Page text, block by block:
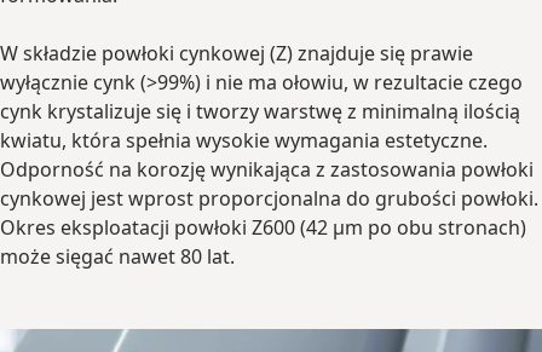
W składzie powłoki cynkowej (Z) znajduje się prawie
wyłącznie cynk (>99%) i nie ma ołowiu, w rezultacie czego
cynk krystalizuje się i tworzy warstwę z minimalną ilością
kwiatu, która spełnia wysokie wymagania estetyczne.
Odporność na korozję wynikająca z zastosowania powłoki
cynkowej jest wprost proporcjonalna do grubości powłoki.
Okres eksploatacji powłoki Z600 (42 µm po obu stronach)
może sięgać nawet 80 lat.